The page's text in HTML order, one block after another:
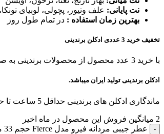
نت پایانی: علف وتیور، پچولی، لوبیای
بهترین زمان استفاده : در تمام طول روز
تخفیف خرید 3 عددی ادکلن برندینی
با خرید 3 عدد محصول از محصولات برندینی به صورت خودکار تخفیف بگیرید!
ادکلن برندینی تولید ایران میباشد.
ماندگاری ادکلن های برندینی حداقل 5 ساعت تا حداکثر 12 ساعت
2 میانگین فروش این محصول در ماه اخیر
عطر جیبی مردانه فیرو مدل Fierce حجم 33 میلی لیتر عدد